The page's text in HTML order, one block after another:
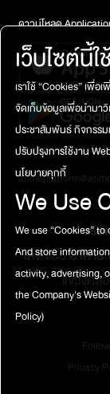
ดาวน์โหลด
ติดต่อสอบถาม / แจ้งปั
บริษั
เลขที่ 50 อาคา
แขวงคล
Privacy
เว็บไซต์นี้
เราใช้ “Cookies” เพื่อ
จัดเก็บข้อมูลเพื่อนำมาวิ
ประชาสัมพันธ์ กิจกรร
ปรับปรุงการใช้งาน
นโยบายคุกกี้
We Use
We use “Cookies”
And store
activity, advertising,
the Company's
Policy)